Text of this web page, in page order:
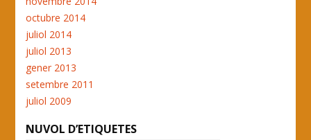
octubre 2014
juliol 2014
juliol 2013
gener 2013
setembre 2011
juliol 2009
NUVOL D’ETIQUETES